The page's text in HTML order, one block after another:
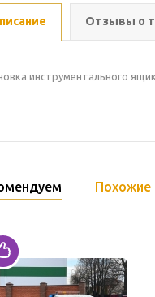
Отзывы о
инструментального
Похожие